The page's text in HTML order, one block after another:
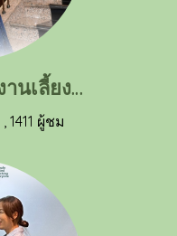
ภาพบรรยากาศงานเลี้ยงฉลองขึ้นตำแหน่งแชร์แมน คุณนันทิดา หงษ์ทอง
1411 ผู้ชม